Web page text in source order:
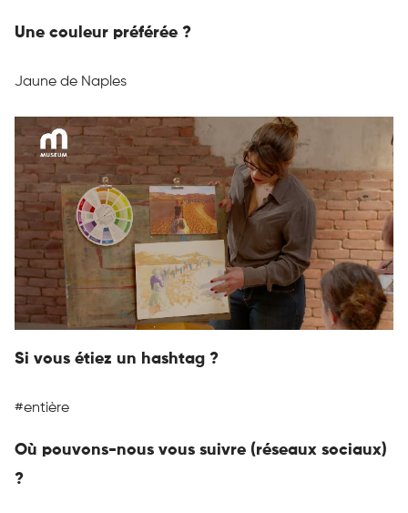
Une couleur préférée ?
Jaune de Naples
Si vous étiez un hashtag ?
#entière
Où pouvons-nous vous suivre (réseaux sociaux)
?